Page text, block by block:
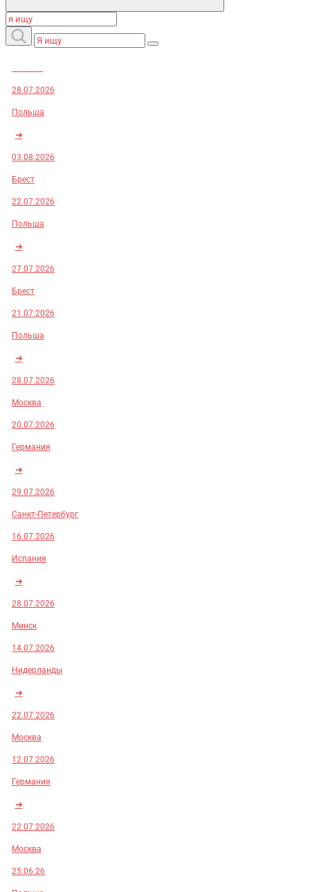
28.07.2026
Польша
➜
03.08.2026
Брест
22.07.2026
Польша
➜
27.07.2026
Брест
21.07.2026
Польша
➜
28.07.2026
Москва
20.07.2026
Германия
➜
29.07.2026
Санкт-Петербург
16.07.2026
Испания
➜
28.07.2026
Минск
14.07.2026
Нидерланды
➜
22.07.2026
Москва
12.07.2026
Германия
➜
22.07.2026
Москва
25.06.26